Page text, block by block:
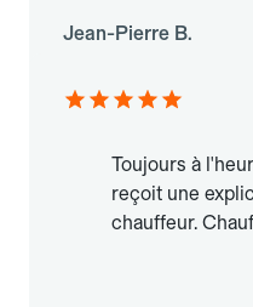
Jean-Pierre B.
Toujours à
reçoit une
chauffeur.